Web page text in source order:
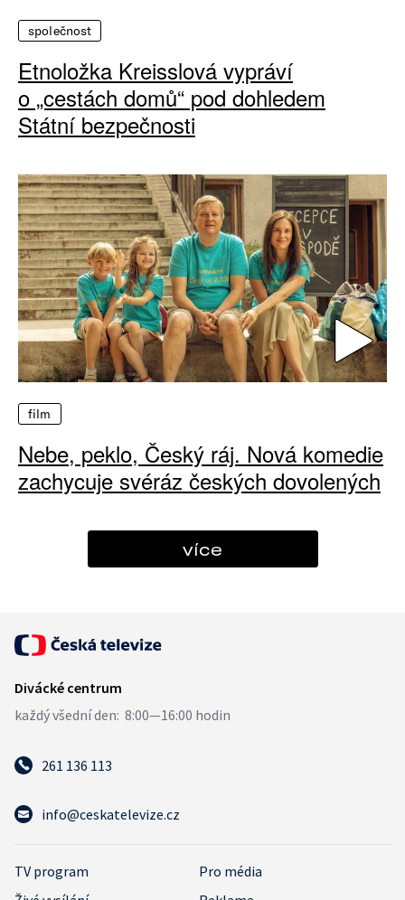
společnost
Etnoložka Kreisslová vypráví
o „cestách domů“ pod dohledem
Státní bezpečnosti
film
Nebe, peklo, Český ráj. Nová komedie
zachycuje svéráz českých dovolených
více
261 136 113
info@ceskatelevize.cz
TV program
Pro média